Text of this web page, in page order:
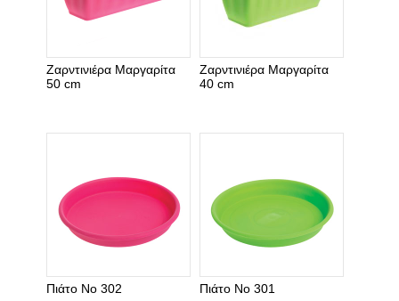
Ζαρντινιέρα Μαργαρίτα
50 cm
Ζαρντινιέρα Μαργαρίτα
40 cm
Πιάτο Νο 302 Πιάτο Νο 301